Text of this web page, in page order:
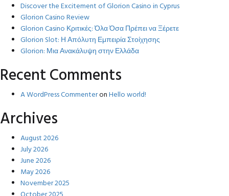
Discover the Excitement of Glorion Casino in Cyprus
Glorion Casino Review
Glorion Casino Κριτικές: Όλα Όσα Πρέπει να Ξέρετε
Glorion Slot: Η Απόλυτη Εμπειρία Στοίχησης
Glorion: Μια Ανακάλυψη στην Ελλάδα
Recent Comments
A WordPress CommenteronHello world!
Archives
August 2026
July 2026
June 2026
May 2026
November 2025